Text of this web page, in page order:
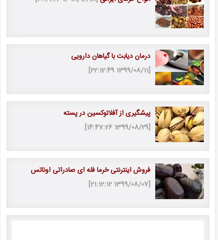
درمان دیابت با گیاهان دارویی
[1399/08/11 22:12:49]
پیشگیری از آفلاتوکسین در پسته
[1399/08/29 14:47:26]
فروش اینترنتی خرما فله ای صادراتی اوناتس
[1399/08/07 21:12:12]